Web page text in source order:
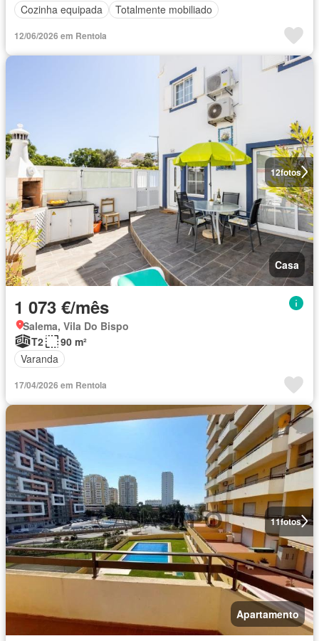
Cozinha equipada
Totalmente mobiliado
12/06/2026 em Rentola
12fotos
Casa
1 073 €/mês
Salema, Vila Do Bispo
T2
90 m²
Varanda
17/04/2026 em Rentola
11fotos
Apartamento